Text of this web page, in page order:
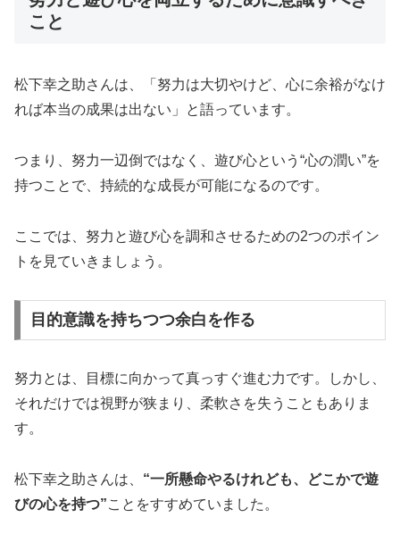
こと
松下幸之助さんは、「努力は大切やけど、心に余裕がなけ
れば本当の成果は出ない」と語っています。
つまり、努力一辺倒ではなく、遊び心という“心の潤い”を
持つことで、持続的な成長が可能になるのです。
ここでは、努力と遊び心を調和させるための2つのポイン
トを見ていきましょう。
目的意識を持ちつつ余白を作る
努力とは、目標に向かって真っすぐ進む力です。しかし、
それだけでは視野が狭まり、柔軟さを失うこともありま
す。
松下幸之助さんは、 “一所懸命やるけれども、どこかで遊
びの心を持つ”ことをすすめていました。